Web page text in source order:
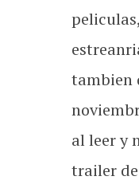
tambien
al leer y
trailer